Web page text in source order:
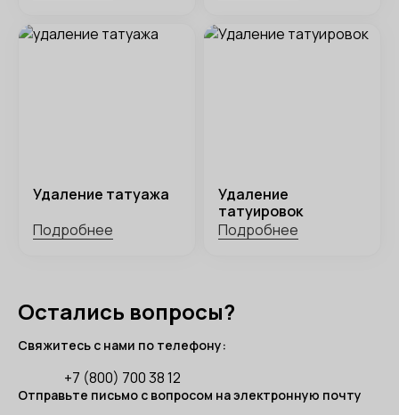
Удаление татуажа
Подробнее
Удаление
татуировок
Подробнее
Остались вопросы?
Свяжитесь с нами по телефону:
+7 (800) 700 38 12
Отправьте письмо с вопросом на электронную почту